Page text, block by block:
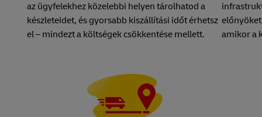
az ügyfelekhez közelebbi helyen tárolhatod a
készleteidet, és gyorsabb kiszállítási időt érhetsz
el – mindezt a költségek csökkentése mellett.
amikor a